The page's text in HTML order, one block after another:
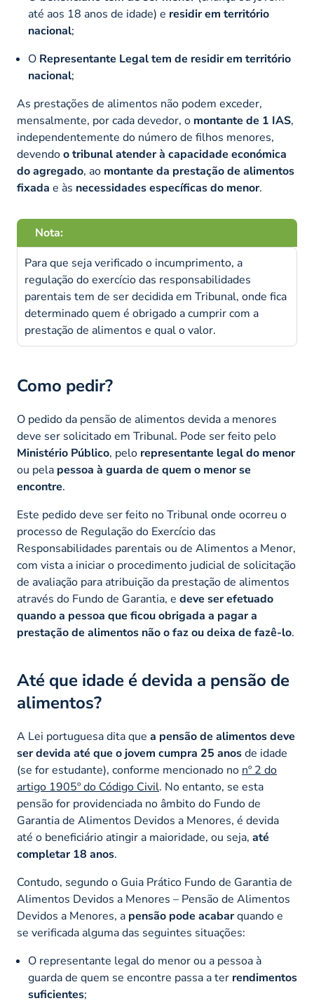
até aos 18 anos de idade) e residir em território
nacional;
O Representante Legal tem de residir em território
nacional;
As prestações de alimentos não podem exceder,
mensalmente, por cada devedor, o montante de 1 IAS,
independentemente do número de filhos menores,
devendoo tribunal atender à capacidade económica
do agregado, ao montante da prestação de alimentos
fixada e às necessidades específicas do menor.
Nota:
Para que seja verificado o incumprimento, a
regulação do exercício das responsabilidades
parentais tem de ser decidida em Tribunal, onde fica
determinado quem é obrigado a cumprir com a
prestação de alimentos e qual o valor.
Como pedir?
O pedido da pensão de alimentos devida a menores
deve ser solicitado em Tribunal. Pode ser feito pelo
Ministério Público, pelo representante legal do menor
ou pela pessoa à guarda de quem o menor se
encontre.
Este pedido deve ser feito no Tribunal onde ocorreu o
processo de Regulação do Exercício das
Responsabilidades parentais ou de Alimentos a Menor,
com vista a iniciar o procedimento judicial de solicitação
de avaliação para atribuição da prestação de alimentos
através do Fundo de Garantia, e deve ser efetuado
quando a pessoa que ficou obrigada a pagar a
prestação de alimentos não o faz ou deixa de fazê-lo.
Até que idade é devida a pensão de
alimentos?
A Lei portuguesa dita que a pensão de alimentos deve
ser devida até que o jovem cumpra 25 anosde idade
(se for estudante), conforme mencionado no nº 2 do
artigo 1905º do Código Civil. No entanto, se esta
pensão for providenciada no âmbito do Fundo de
Garantia de Alimentos Devidos a Menores, é devida
até o beneficiário atingir a maioridade, ou seja, até
completar 18 anos.
Contudo, segundo o Guia Prático Fundo de Garantia de
Alimentos Devidos a Menores – Pensão de Alimentos
Devidos a Menores, a pensão pode acabarquando e
se verificada alguma das seguintes situações:
O representante legal do menor ou a pessoa à
guarda de quem se encontre passa a ter rendimentos
suficientes;